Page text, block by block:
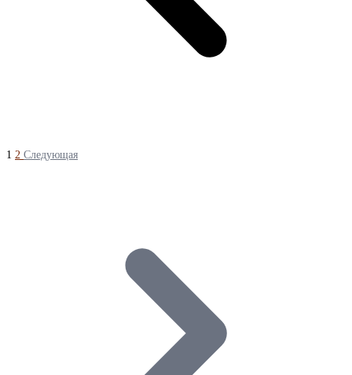
1 2 Следующая